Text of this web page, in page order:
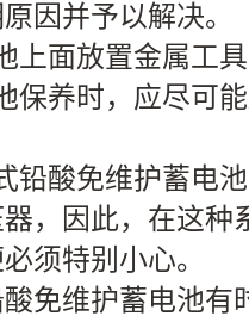
因并予以解决。
上面放置金属工
保养时，应尽可
铅酸免维护蓄电
，因此，在这种
须特别小心。
免维护蓄电池有